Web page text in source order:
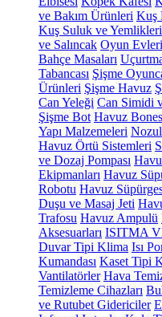
ve Bakım Ürünleri Kuş
Kuş Suluk ve Yemlikleri
ve Salıncak Oyun Evleri
Bahçe Masaları
Tabancası Şişme
Ürünleri Şişme Havuz
Can Yeleği Can Simidi
Şişme Bot Havuz
Yapı Malzemeleri Nozul
Havuz Örtü Sistemleri
ve Dozaj Pompası
Ekipmanları Havuz
Robotu Havuz
Duşu ve Masaj Jeti
Trafosu Havuz Ampulü
Aksesuarları ISITMA
Duvar Tipi Klima Isı
Kumandası Kaset Tipi
Vantilatörler Hava
Temizleme Cihazları
ve Rutubet Gidericiler